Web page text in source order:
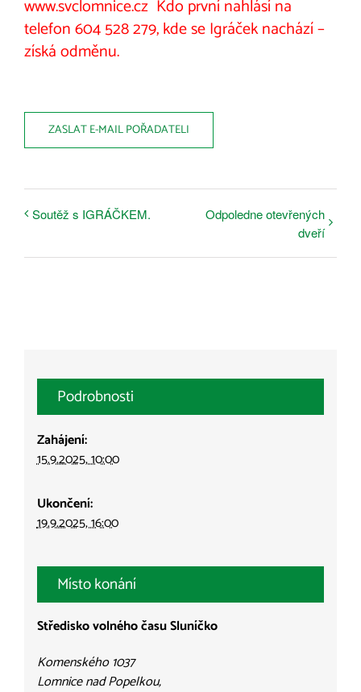
www.svclomnice.cz Kdo první nahlásí na
telefon 604 528 279, kde se Igráček nachází –
získá odměnu.
ZASLAT E-MAIL POŘADATELI
Soutěž s IGRÁČKEM.
Odpoledne otevřených
dveří
Podrobnosti
Zahájení:
15.9.2025, 10:00
Ukončení:
19.9.2025, 16:00
Místo konání
Středisko volného času Sluníčko
Komenského 1037
Lomnice nad Popelkou,